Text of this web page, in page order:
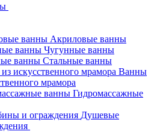
Акриловые ванны
Чугунные ванны
Стальные ванны
Ванны
мрамора
Гидромассажные
Душевые